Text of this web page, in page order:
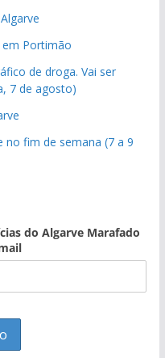
em Portimão
de droga. Vai ser
7 de agosto)
no fim de semana (7 a 9
do Algarve Marafado